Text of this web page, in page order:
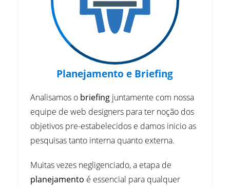
Planejamento e Briefing
Analisamos o briefingjuntamente com nossa
equipe de web designers para ter noção dos
objetivos pre-estabelecidos e damos inicio as
pesquisas tanto interna quanto externa.
Muitas vezes negligenciado, a etapa de
planejamento é essencial para qualquer